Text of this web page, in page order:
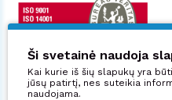
Ši svetainė naudoja
Kai kurie iš šių slapukų yra
jūsų patirtį, nes suteikia
naudojama.